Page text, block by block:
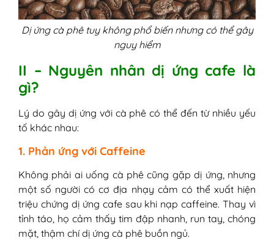
sữa
3. Chọn sản phẩm rõ nguồn gốc
4. Theo dõi phản ứng của cơ thể
5. Thay thế bằng đồ uống lành mạnh
6. Tham khảo ý kiến bác sĩ
Dị ứng cà phê tuy không phổ biến nhưng có thể gây
nguy hiểm
II – Nguyên nhân dị ứng cafe là
gì?
Lý do gây dị ứng với cà phê có thể đến từ nhiều yếu
tố khác nhau:
1. Phản ứng với Caffeine
Không phải ai uống cà phê cũng gặp dị ứng, nhưng
một số người có cơ địa nhạy cảm có thể xuất hiện
triệu chứng dị ứng cafe sau khi nạp caffeine. Thay vì
tỉnh táo, họ cảm thấy tim đập nhanh, run tay, chóng
mặt, thậm chí dị ứng cà phê buồn ngủ.